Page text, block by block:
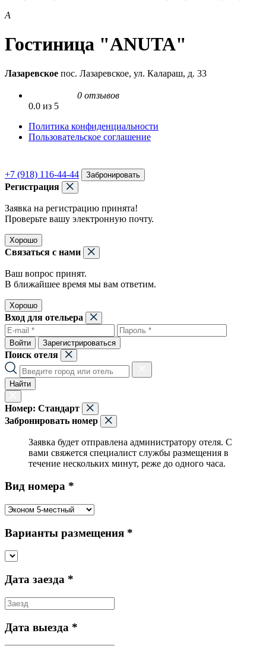
A
Гостиница "ANUTA"
Лазаревское пос. Лазаревское, ул. Калараш, д. 33
0 отзывов
0.0 из 5
Политика конфиденциальности
Пользовательское соглашение
+7 (918) 116-44-44 Забронировать
Регистрация
Заявка на регистрацию принята!
Проверьте вашу электронную почту.
Хорошо
Связаться с нами
Ваш вопрос принят.
В ближайшее время мы вам ответим.
Хорошо
Вход для отельера
Войти Зарегистрироваться
Поиск отеля
Найти
Номер: Стандарт
Забронировать номер
Заявка будет отправлена администратору отеля. С
вами свяжется специалист службы размещения в
течение нескольких минут, реже до одного часа.
Вид номера *
Варианты размещения *
Дата заезда *
Дата выезда *